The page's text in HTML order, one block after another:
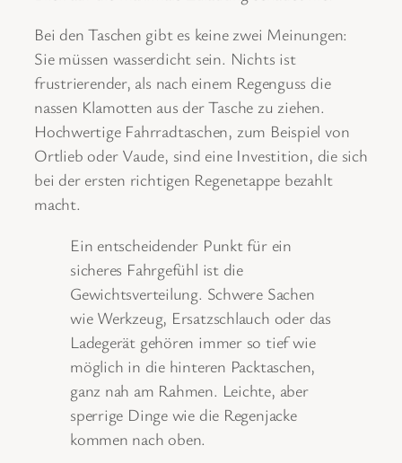
Bei den Taschen gibt es keine zwei Meinungen:
Sie müssen wasserdicht sein. Nichts ist
frustrierender, als nach einem Regenguss die
nassen Klamotten aus der Tasche zu ziehen.
Hochwertige Fahrradtaschen, zum Beispiel von
Ortlieb oder Vaude, sind eine Investition, die sich
bei der ersten richtigen Regenetappe bezahlt
macht.
Ein entscheidender Punkt für ein
sicheres Fahrgefühl ist die
Gewichtsverteilung. Schwere Sachen
wie Werkzeug, Ersatzschlauch oder das
Ladegerät gehören immer so tief wie
möglich in die hinteren Packtaschen,
ganz nah am Rahmen. Leichte, aber
sperrige Dinge wie die Regenjacke
kommen nach oben.